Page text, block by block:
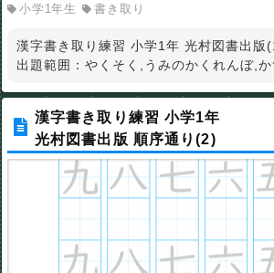
小学1年生 書き取り
漢字書き取り練習 小学1年 光村図書出版
出題範囲：やくそく,うみのかくれんぼ,か
漢字書き取り練習 小学1年
光村図書出版 順序通り(2)